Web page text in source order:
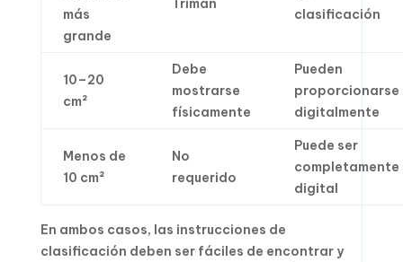
más
grande
Triman
clasificación
10–20
cm²
Debe
mostrarse
físicamente
Pueden
proporcionarse
digitalmente
Menos de
10 cm²
No
requerido
Puede ser
completamente
digital
En ambos casos, las instrucciones de
clasificación deben ser fáciles de encontrar y